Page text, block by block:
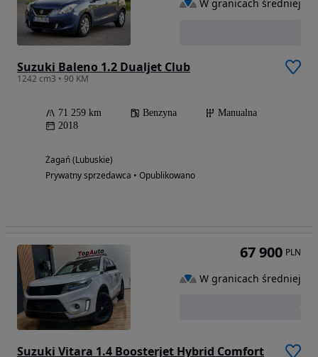
Suzuki Baleno 1.2 Dualjet Club
1242 cm3 • 90 KM
71 259 km Benzyna
Manualna
2018
Żagań (Lubuskie)
Prywatny sprzedawca • Opublikowano
W granicach średniej
Suzuki Vitara 1.4 Boosterjet Hybrid Comfort
67 900 PLN
W granicach średniej